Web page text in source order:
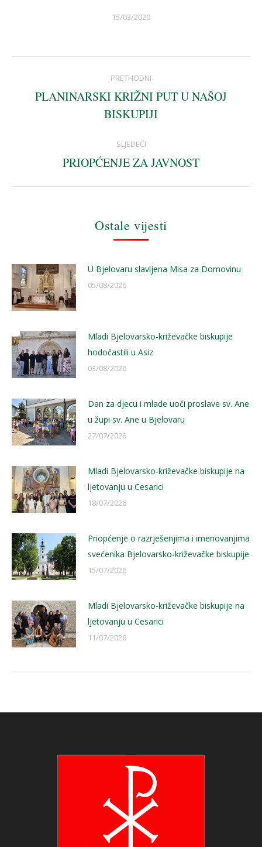
15/03/2020
navigation
PRETHODNI
post:
PLANINARSKI KRIŽNI PUT U NAŠOJ
BISKUPIJI
SLJEDEĆI
Next
PRIOPĆENJE ZA JAVNOST
Ostale vijesti
U Bjelovaru slavljena Misa za Domovinu
05/08/2026
Mladi Bjelovarsko-križevačke biskupije
hodočastili u Asiz
03/08/2026
Dan za djecu i mlade uoči proslave sv. Ane
u župi sv. Ane u Bjelovaru
27/07/2026
Mladi Bjelovarsko-križevačke biskupije na
ljetovanju u Cesarici
18/07/2026
Priopćenje o razrješenjima i imenovanjima
svećenika Bjelovarsko-križevačke biskupije
15/07/2026
Mladi Bjelovarsko-križevačke biskupije na
ljetovanju u Cesarici
11/07/2026